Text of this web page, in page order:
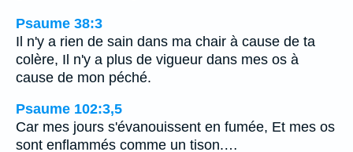
Psaume 38:3
Il n'y a rien de sain dans ma chair à cause de ta
colère, Il n'y a plus de vigueur dans mes os à
cause de mon péché.
Psaume 102:3,5
Car mes jours s'évanouissent en fumée, Et mes os
sont enflammés comme un tison.…